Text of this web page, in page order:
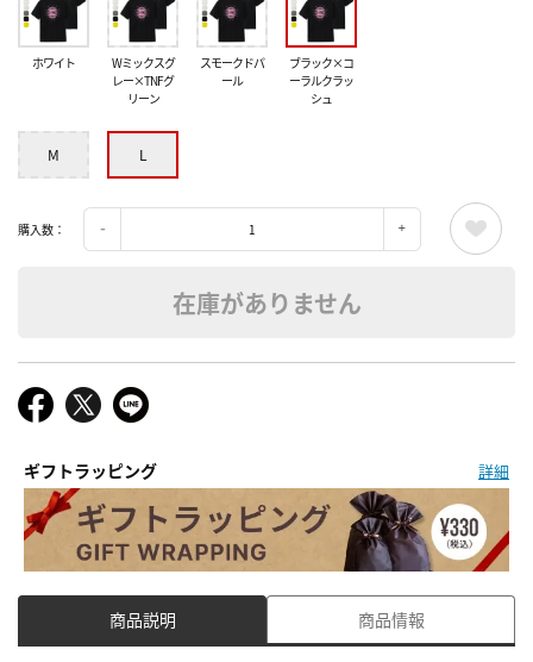
ホワイト
Wミックスグ
レー×TNFグ
リーン
スモークドパ
ール
ブラック×コ
ーラルクラッ
シュ
M L
購入数：
在庫がありません
ギフトラッピング 詳細
商品説明 商品情報